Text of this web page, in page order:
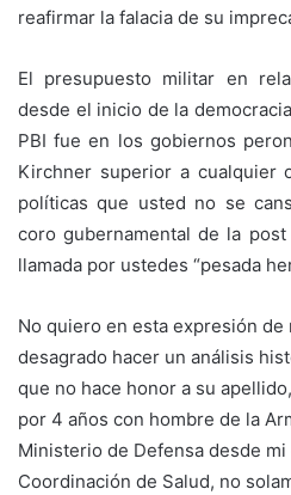
reafirmar la falacia de su
El presupuesto militar en
desde el inicio de la
PBI fue en los gobiernos
Kirchner superior a cualquier
políticas que usted no se
coro gubernamental de la
llamada por ustedes “pesada
No quiero en esta expresión
desagrado hacer un análisis
que no hace honor a su
por 4 años con hombre de la
Ministerio de Defensa desde
Coordinación de Salud, no